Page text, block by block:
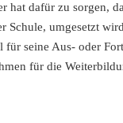
hat dafür zu sorgen,
umgesetzt
für seine Aus- oder
für die